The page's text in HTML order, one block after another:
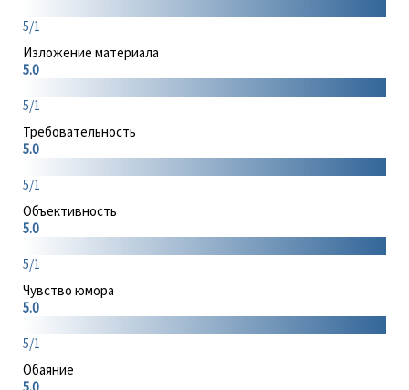
5/1
Изложение материала
5.0
5/1
Требовательность
5.0
5/1
Объективность
5.0
5/1
Чувство юмора
5.0
5/1
Обаяние